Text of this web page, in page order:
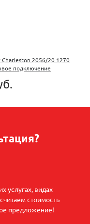
Charleston 2056/20 1270
подключение
услугах, видах
стоимость
предложение!